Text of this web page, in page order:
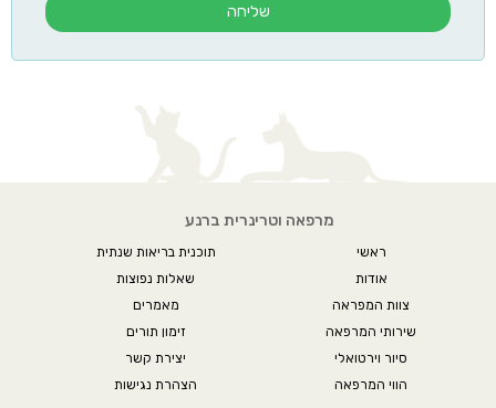
שליחה
מרפאה וטרינרית ברנע
ראשי
אודות
צוות המפראה
שירותי המרפאה
סיור וירטואלי
הווי המרפאה
תוכנית בריאות שנתית
שאלות נפוצות
מאמרים
זימון תורים
יצירת קשר
הצהרת נגישות